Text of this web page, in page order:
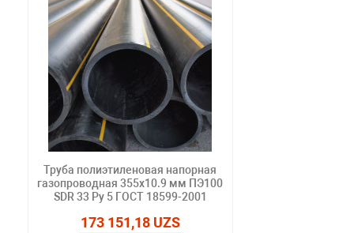
Труба полиэтиленовая напорная
газопроводная 355х10.9 мм ПЭ100
SDR 33 Ру 5 ГОСТ 18599-2001
173 151,18 UZS